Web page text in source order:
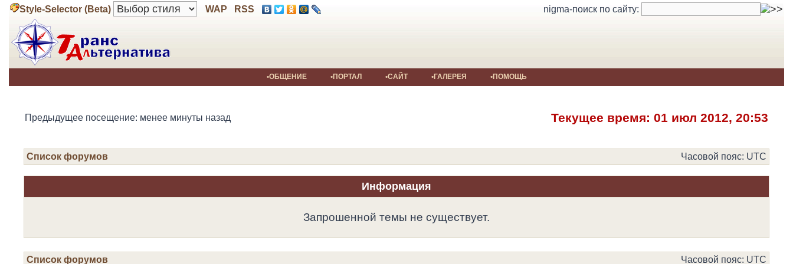
Style-Selector (Beta) WAP RSS nigma-поиск по сайту:
•ОБЩЕНИЕ •ПОРТАЛ •САЙТ •ГАЛЕРЕЯ •ПОМОЩЬ
Предыдущее посещение: менее минуты назад Текущее время: 01 июл 2012, 20:53
Список форумов Часовой пояс: UTC
Информация
Запрошенной темы не существует.
Список форумов Часовой пояс: UTC